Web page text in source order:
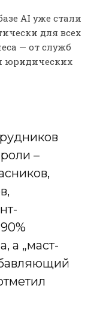
AI уже стали
для всех
— от служб
юридических
–
а „маст-